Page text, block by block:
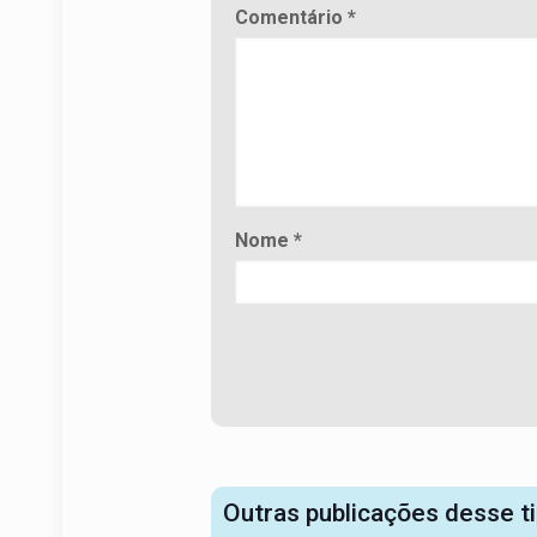
Comentário *
Nome *
Outras publicações desse